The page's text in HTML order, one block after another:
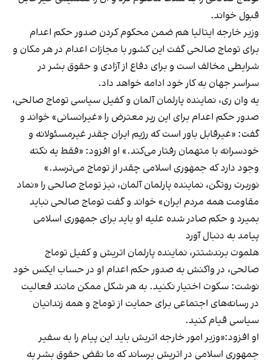
قبول خواند.
وزیر خارجه ایتالیا هم ضمن محکوم کردن صدور حکم اعدام
برای توماج صالحی گفت این کشور با مجازات اعدام در هر مکان و
شرایطی مخالف است و برای دفاع از آزادی و حقوق بشر در
سراسر جهان به کار خود ادامه خواهد داد.
یه وان ری، نماینده پارلمان آلمان و کفیل سیاسی توماج صالحی،
صدور حکم اعدام برای این رپر معترض را «غیرانسانی» خواند و
گفت: «غیرقابل باور است که رژیم ایران چقدر غیرمسئولانه و
خودسرانه با متهمان رفتار می‌کند.» او افزود: «فقط یه نکته
وجود دارد که جمهوری اسلامی چقدر از توماج می‌ترسد.»
نوربرت روتگن، نماینده پارلمان آلمان، نیز توماج صالحی را «نماد
مقاومت همه مردم ایران» خواند و گفت توماج صالحی نباید
بمیرد و حکم صادر شده علیه او باید برای جمهوری اسلامی
پیامد به دنبال آورد
هلموت برندشتتر، نماینده پارلمان اتریش و کفیل توماج
صالحی، در واکنش به صدور حکم اعدام او در حساب ایکس خود
نوشت: سکوت اختیار نکنید. به هر شکل ممکن مانند فعالیت
در رسانه‌های اجتماعی برای حمایت از توماج و همه زندانیان
سیاسی قیام کنید.
او افزود:«وزیر امور خارجه اتریش باید این پیام را به سفیر
جمهوری اسلامی در اتریش برساند که ما نقض حقوق بشر به